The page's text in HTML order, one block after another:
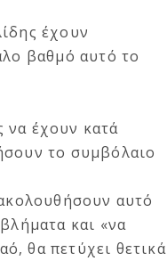
έχουν
βαθμό αυτό το
να έχουν κατά
το συμβόλαιο
αυτό
και «να
θα πετύχει θετικά